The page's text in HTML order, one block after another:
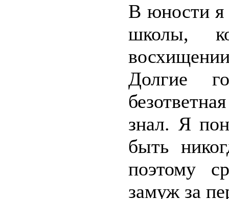
В юности я
школы,
Долгие
знал. Я
быть
поэтому
замуж за